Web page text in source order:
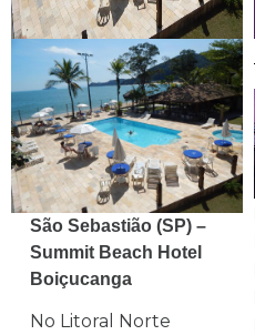
São Sebastião (SP) –
Summit Beach Hotel
Boiçucanga
No Litoral Norte